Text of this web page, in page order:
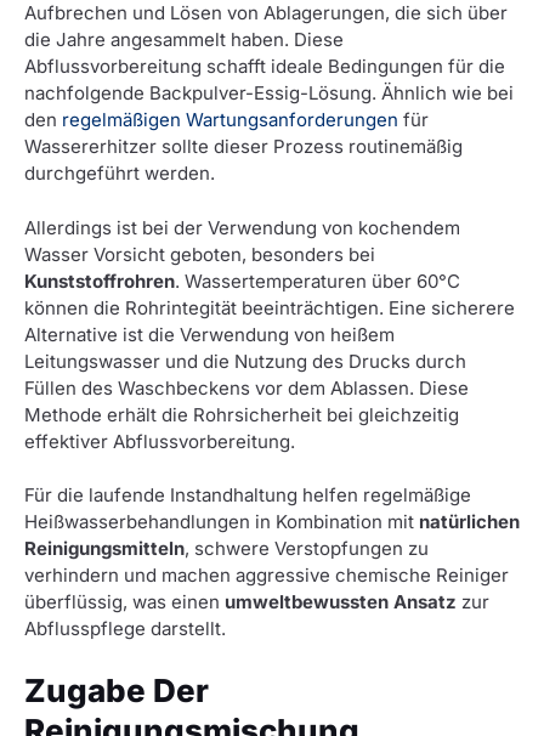
Aufbrechen und Lösen von Ablagerungen, die sich über
die Jahre angesammelt haben. Diese
Abflussvorbereitung schafft ideale Bedingungen für die
nachfolgende Backpulver-Essig-Lösung. Ähnlich wie bei
den regelmäßigen Wartungsanforderungen für
Wassererhitzer sollte dieser Prozess routinemäßig
durchgeführt werden.
Allerdings ist bei der Verwendung von kochendem
Wasser Vorsicht geboten, besonders bei
Kunststoffrohren. Wassertemperaturen über 60°C
können die Rohrintegität beeinträchtigen. Eine sicherere
Alternative ist die Verwendung von heißem
Leitungswasser und die Nutzung des Drucks durch
Füllen des Waschbeckens vor dem Ablassen. Diese
Methode erhält die Rohrsicherheit bei gleichzeitig
effektiver Abflussvorbereitung.
Für die laufende Instandhaltung helfen regelmäßige
Heißwasserbehandlungen in Kombination mit natürlichen
Reinigungsmitteln, schwere Verstopfungen zu
verhindern und machen aggressive chemische Reiniger
überflüssig, was einen umweltbewussten Ansatz zur
Abflusspflege darstellt.
Zugabe Der